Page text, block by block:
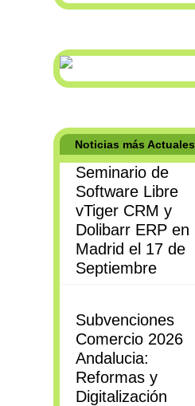
Noticias más Actuales
Seminario de
Software Libre
vTiger CRM y
Dolibarr ERP en
Madrid el 17 de
Septiembre
Subvenciones
Comercio 2026
Andalucia:
Reformas y
Digitalización